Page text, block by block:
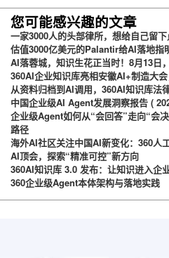
台
您可能感兴趣的文章
一家3000人的头部律所，想给自己留
估值3000亿美元的Palantir给AI落地指
AI落蓉城，知识生花正当时！8月13日
360AI企业知识库亮相安徽AI+制造大
从资料归档到AI调用，360AI知识库法
中国企业级AI Agent发展洞察报告 (
企业级Agent如何从“会回答”走向“会
路径
海外AI社区关注中国AI新变化：360人
AI顶会，探索“精准可控”新方向
360AI知识库 3.0 发布：让知识进入企
360企业级Agent本体架构与落地实践